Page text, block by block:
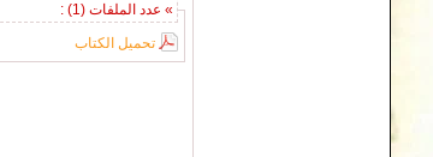
» عدد الملفات (1) :
تحميل الكتاب